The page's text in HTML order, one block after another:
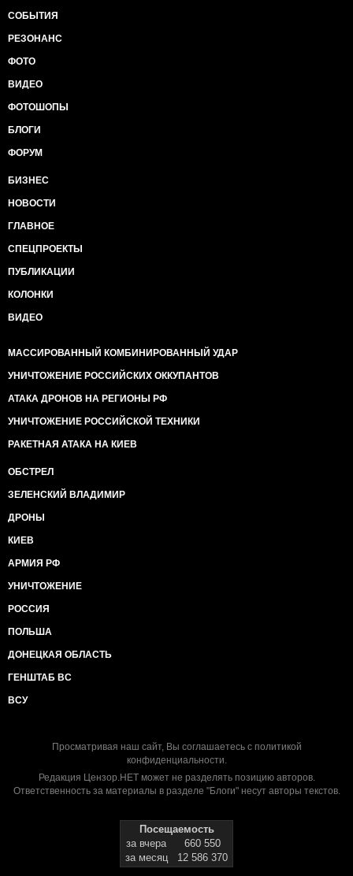
СОБЫТИЯ
РЕЗОНАНС
ФОТО
ВИДЕО
ФОТОШОПЫ
БЛОГИ
ФОРУМ
БИЗНЕС
НОВОСТИ
ГЛАВНОЕ
СПЕЦПРОЕКТЫ
ПУБЛИКАЦИИ
КОЛОНКИ
ВИДЕО
МАССИРОВАННЫЙ КОМБИНИРОВАННЫЙ УДАР
УНИЧТОЖЕНИЕ РОССИЙСКИХ ОККУПАНТОВ
АТАКА ДРОНОВ НА РЕГИОНЫ РФ
УНИЧТОЖЕНИЕ РОССИЙСКОЙ ТЕХНИКИ
РАКЕТНАЯ АТАКА НА КИЕВ
ОБСТРЕЛ
ЗЕЛЕНСКИЙ ВЛАДИМИР
ДРОНЫ
КИЕВ
АРМИЯ РФ
УНИЧТОЖЕНИЕ
РОССИЯ
ПОЛЬША
ДОНЕЦКАЯ ОБЛАСТЬ
ГЕНШТАБ ВС
ВСУ
Просматривая наш сайт, Вы соглашаетесь с политикой
конфиденциальности.
Редакция Цензор.НЕТ может не разделять позицию авторов.
Ответственность за материалы в разделе "Блоги" несут авторы текстов.
Посещаемость
за вчера
660 550
за месяц
12 586 370